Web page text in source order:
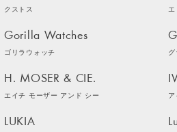
クストス エ
Gorilla Watches
ゴリラウォッチ グ
H. MOSER & CIE.
エイチ モーザー アンド シー ア
LUKIA